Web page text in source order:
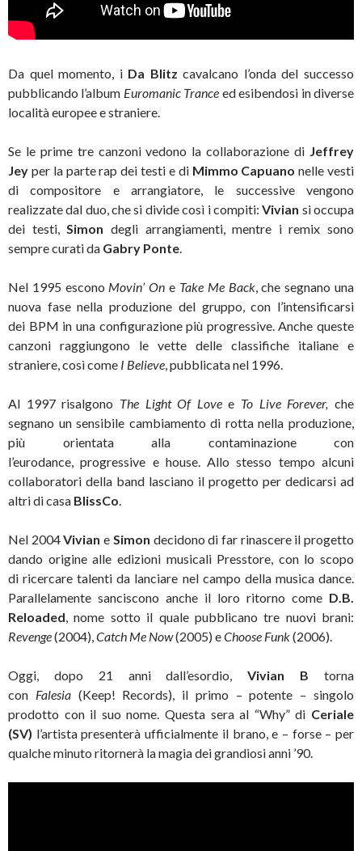
Da quel momento, i Da Blitz cavalcano l’onda del successo
pubblicando l’album Euromanic Trance ed esibendosi in diverse
località europee e straniere.
Se le prime tre canzoni vedono la collaborazione di Jeffrey
Jey per la parte rap dei testi e di Mimmo Capuano nelle vesti
di compositore e arrangiatore, le successive vengono
realizzate dal duo, che si divide così i compiti: Vivian si occupa
dei testi, Simon degli arrangiamenti, mentre i remix sono
sempre curati da Gabry Ponte
Nel 1995 escono Movin’ On e Take Me Back, che segnano una
nuova fase nella produzione del gruppo, con l’intensificarsi
dei BPM in una configurazione più progressive. Anche queste
canzoni raggiungono le vette delle classifiche italiane e
straniere, così come I Believe , pubblicata nel 1996.
Al 1997 risalgono The Light Of Lovee To Live Forever,che
segnano un sensibile cambiamento di rotta nella produzione,
più orientata alla contaminazione con
l’eurodance, progressive e house. Allo stesso tempo alcuni
collaboratori della band lasciano il progetto per dedicarsi ad
altri di casa BlissCo
Nel 2004Viviane Simon decidono di far rinascere il progetto
dando origine alle edizioni musicali Presstore, con lo scopo
di ricercare talenti da lanciare nel campo della musica dance.
Parallelamente sanciscono anche il loro ritorno come D.B.
Reloaded , nome sotto il quale pubblicano tre nuovi brani:
Revenge(2004), Catch Me Now(2005) eChoose Funk(2006).
Oggi, dopo 21 anni dall’esordio,Vivian Btorna
con Falesia (Keep! Records), il primo – potente – singolo
prodotto con il suo nome. Questa sera al “Why” di Ceriale
(SV) l’artista presenterà ufficialmente il brano, e – forse – per
qualche minuto ritornerà la magia dei grandiosi anni ’90.